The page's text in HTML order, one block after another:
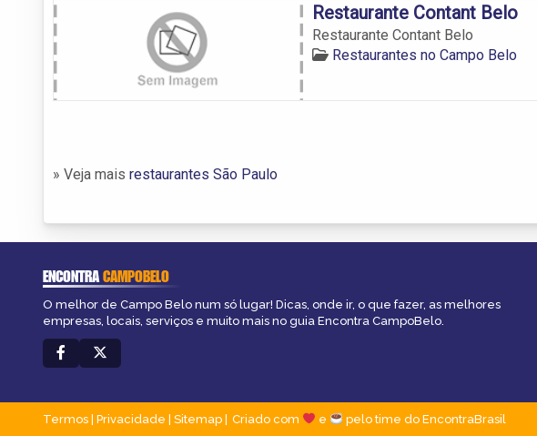
Restaurante Contant Belo
Restaurante Contant Belo
Restaurantes no Campo Belo
» Veja mais restaurantes São Paulo
ENCONTRACAMPOBELO
O melhor de Campo Belo num só lugar! Dicas, onde ir, o que fazer, as melhores
empresas, locais, serviços e muito mais no guia Encontra CampoBelo.
Termos Privacidade Sitemap Criado com e pelo time do EncontraBrasil